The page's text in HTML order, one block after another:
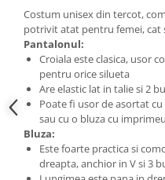
Costum unisex din tercot,
potrivit atat pentru femei, cat
Pantalonul:
Croiala este clasica, usor
pentru orice silueta
Are elastic lat in talie si 2
Poate fi usor de asortat
sau cu o bluza cu
Bluza:
Este foarte practica si
dreapta, anchior in V si 3